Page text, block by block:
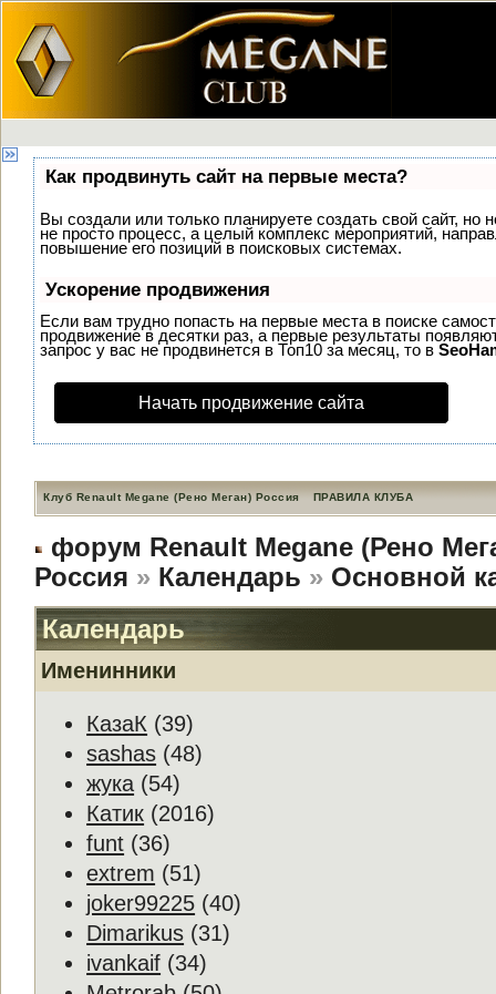
Как продвинуть сайт на первые места?
Вы создали или только планируете создать свой сайт, но
не просто процесс, а целый комплекс мероприятий,
повышение его позиций в поисковых системах.
Ускорение продвижения
Если вам трудно попасть на первые места в поиске
продвижение в десятки раз, а первые результаты
запрос у вас не продвинется в Топ10 за месяц, то в
Начать продвижение сайта
Клуб Renault Megane (Рено Меган) Россия ПРАВИЛА КЛУБА
форум Renault Megane (Рено
Россия » Календарь » Основной
Календарь
Именинники
КазаК (39)
sashas (48)
жука (54)
Катик (2016)
funt (36)
extrem (51)
joker99225 (40)
Dimarikus (31)
ivankaif (34)